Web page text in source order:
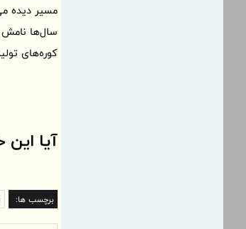
مسیر دیده
سال‌ها
کوره‌های
آیا این
برچسب ها: